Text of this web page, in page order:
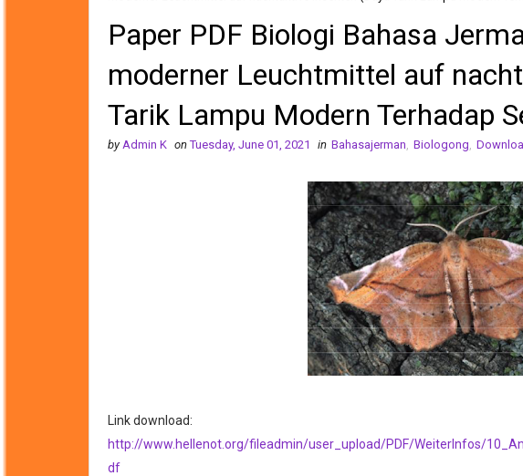
Paper PDF Biologi Bahasa
moderner Leuchtmittel auf
Tarik Lampu Modern Terhadap
by Admin K on Tuesday, June 01, 2021 in Bahasajerman Biologong
Link download:
http://www.hellenot.org/fileadmin/user_upload/PDF/WeiterInfos/
df